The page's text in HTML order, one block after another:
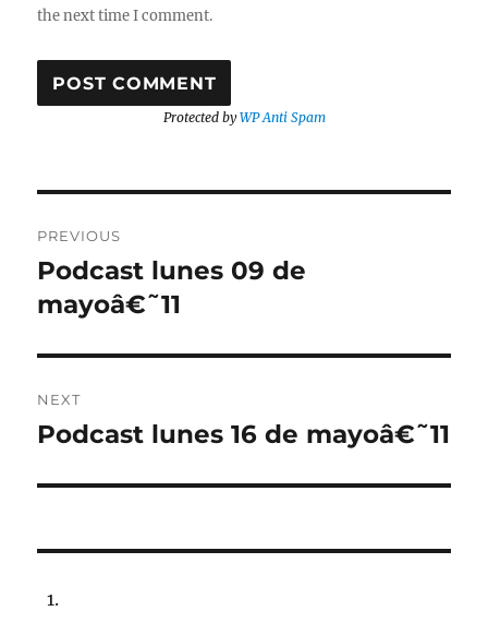
the next time I comment.
Protected byWP Anti Spam
navigation
PREVIOUS
Previous
post:
Podcast lunes 09 de
mayoâ€˜11
NEXT
Next
Podcast lunes 16 de mayoâ€˜11